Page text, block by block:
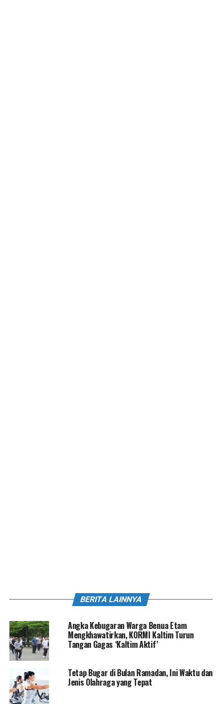
BERITA LAINNYA
Angka Kebugaran Warga Benua Etam
Mengkhawatirkan, KORMI Kaltim Turun
Tangan Gagas ‘Kaltim Aktif’
Tetap Bugar di Bulan Ramadan, Ini Waktu dan
Jenis Olahraga yang Tepat